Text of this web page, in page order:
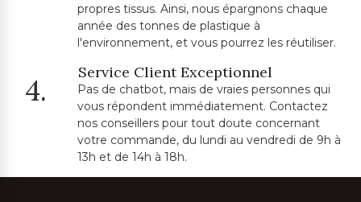
propres tissus. Ainsi, nous épargnons chaque
année des tonnes de plastique à
l'environnement, et vous pourrez les réutiliser.
4.
Service Client Exceptionnel
Pas de chatbot, mais de vraies personnes qui
vous répondent immédiatement. Contactez
nos conseillers pour tout doute concernant
votre commande, du lundi au vendredi de 9h à
13h et de 14h à 18h.